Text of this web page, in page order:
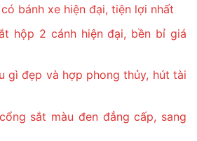
bánh xe hiện đại, tiện lợi nhất
hộp 2 cánh hiện đại, bền bỉ giá
gì đẹp và hợp phong thủy, hút tài
sắt màu đen đẳng cấp, sang